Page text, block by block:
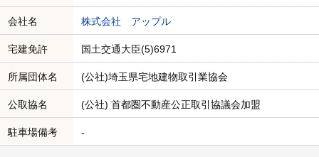
会社名 株式会社 アップル
宅建免許 国土交通大臣(5)6971
所属団体名 (公社)埼玉県宅地建物取引業協会
公取協名 (公社) 首都圏不動産公正取引協議会加盟
駐車場備考 -